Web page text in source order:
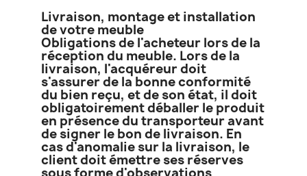
Livraison, montage et installation
de votre meuble
Obligations de l'acheteur lors de la
réception du meuble. Lors de la
livraison, l'acquéreur doit
s'assurer de la bonne conformité
du bien reçu, et de son état, il doit
obligatoirement déballer le produit
en présence du transporteur avant
de signer le bon de livraison. En
cas d'anomalie sur la livraison, le
client doit émettre ses réserves